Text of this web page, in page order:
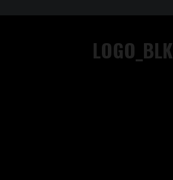
LOGO_BLK